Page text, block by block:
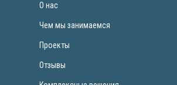
О нас
Чем мы занимаемся
Проекты
Отзывы